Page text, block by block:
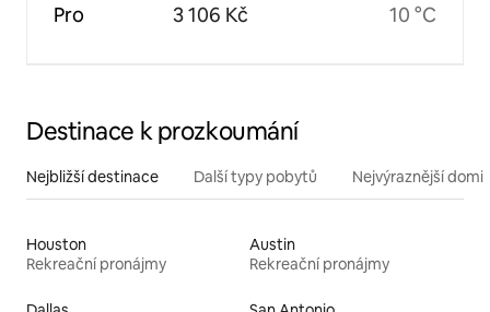
Pro 3 106 Kč 10 °C
Destinace k prozkoumání
Nejbližší destinace Další typy pobytů Nejvýraznější
Houston
Rekreační pronájmy
Austin
Rekreační pronájmy